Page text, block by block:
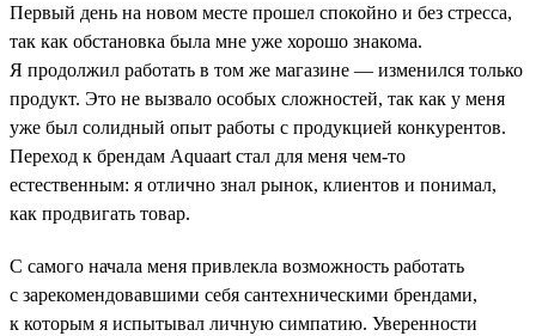
Первый день на новом месте прошел спокойно и без стресса,
так как обстановка была мне уже хорошо знакома.
Я продолжил работать в том же магазине — изменился только
продукт. Это не вызвало особых сложностей, так как у меня
уже был солидный опыт работы с продукцией конкурентов.
Переход к брендам Aquaart стал для меня чем-то
естественным: я отлично знал рынок, клиентов и понимал,
как продвигать товар.
С самого начала меня привлекла возможность работать
с зарекомендовавшими себя сантехническими брендами,
к которым я испытывал личную симпатию. Уверенности